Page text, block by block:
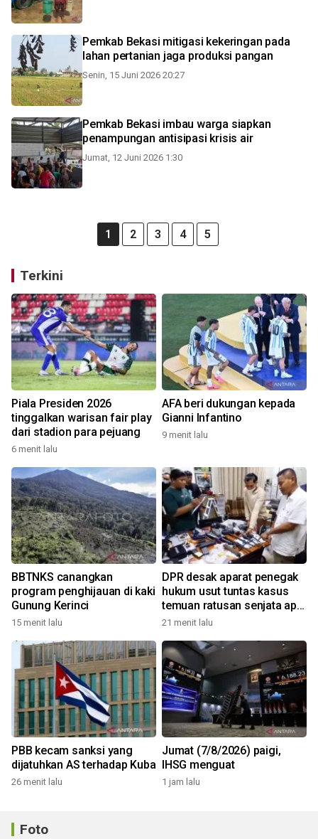
Pemkab Bekasi mitigasi kekeringan pada
lahan pertanian jaga produksi pangan
Senin, 15 Juni 2026 20:27
Pemkab Bekasi imbau warga siapkan
penampungan antisipasi krisis air
Jumat, 12 Juni 2026 1:30
1 2 3 4 5
Terkini
Piala Presiden 2026
tinggalkan warisan fair play
dari stadion para pejuang
6 menit lalu
AFA beri dukungan kepada
Gianni Infantino
9 menit lalu
BBTNKS canangkan
program penghijauan di kaki
Gunung Kerinci
15 menit lalu
DPR desak aparat penegak
hukum usut tuntas kasus
temuan ratusan senjata api
di sekolah
21 menit lalu
PBB kecam sanksi yang
dijatuhkan AS terhadap Kuba
26 menit lalu
Jumat (7/8/2026) paigi,
IHSG menguat
1 jam lalu
Foto